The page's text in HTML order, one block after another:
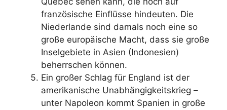
französische Einflüsse hindeuten. Die
Niederlande sind damals noch eine so
große europäische Macht, dass sie große
Inselgebiete in Asien (Indonesien)
beherrschen können.
Ein großer Schlag für England ist der
amerikanische Unabhängigkeitskrieg –
unter Napoleon kommt Spanien in große